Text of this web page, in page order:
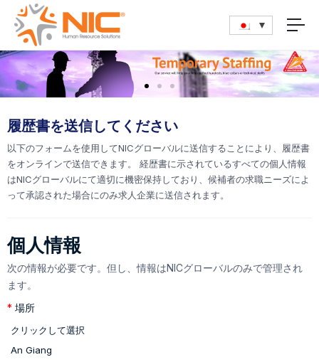
履歴書を送信してください
以下のフォームを使用してNICグローバルに送信することにより、履歴書
をオンラインで送信できます。 経歴書に示されているすべての個人情報
はNICグローバルにて適切に機密保持しており、候補者の求職ニーズによ
って承認された場合にのみ求人企業に送信されます。
個人情報
次の情報が必要です。但し、情報はNICグローバルのみで管理され
ます。
* 場所